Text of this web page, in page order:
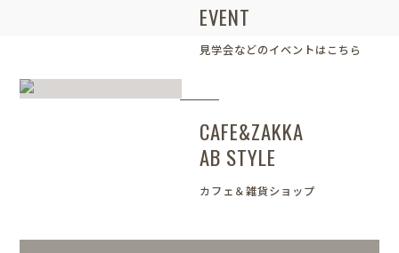
EVENT
見学会などのイベントはこちら
CAFE&ZAKKA
AB STYLE
カフェ＆雑貨ショップ